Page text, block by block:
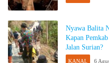
Nyawa Balita
Kapan
Jalan Surian?
KANAL 6